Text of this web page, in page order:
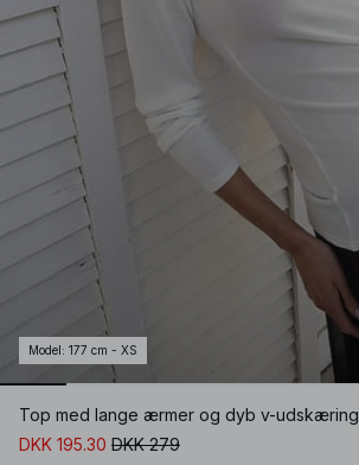
Model : 177 cm - XS
Top med lange ærmer og dyb v-udskæring
DKK 195.30 DKK 279